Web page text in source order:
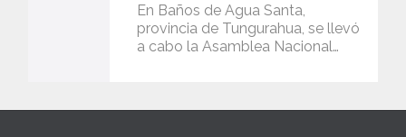
En Baños de Agua Santa,
provincia de Tungurahua, se llevó
a cabo la Asamblea Nacional…